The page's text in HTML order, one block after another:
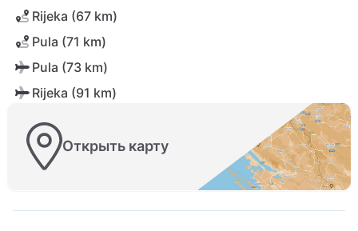
Rijeka (67 km)
Pula (71 km)
Pula (73 km)
Rijeka (91 km)
Открыть карту